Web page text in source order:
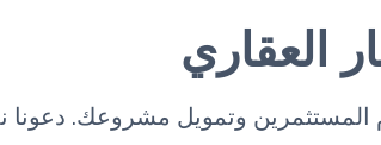
العقاري
المستثمرين وتمويل مشروعك. دعونا